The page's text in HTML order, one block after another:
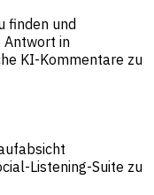
finden und
Antwort in
KI-Kommentare zu
Listening-Suite zu